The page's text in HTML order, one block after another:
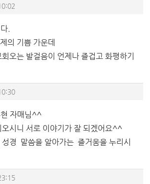
.
의 기쁨 가운데
오는 발걸음이 언제나 즐겁고 화평하기
자매님^^
오시니 서로 이야기가 잘 되겠어요^^
성경 말씀을 알아가는 즐거움을 누리시